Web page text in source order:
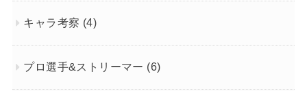
キャラ考察 (4)
プロ選手&ストリーマー (6)